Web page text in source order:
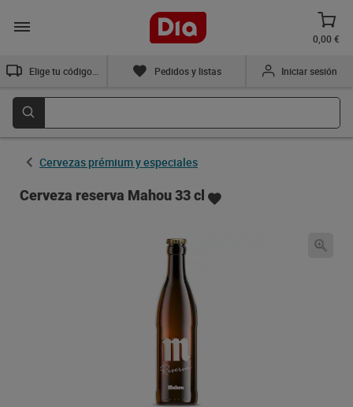
0,00 €
Pedidos y listas Iniciar sesión
Cervezas prémium y especiales
Cerveza reserva Mahou 33 cl